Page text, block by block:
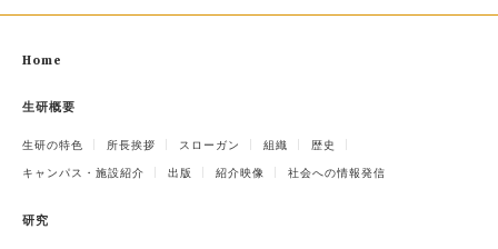
Home
生研概要
生研の特色 所長挨拶 スローガン 組織 歴史
キャンパス・施設紹介 出版 紹介映像 社会への情報発信
研究